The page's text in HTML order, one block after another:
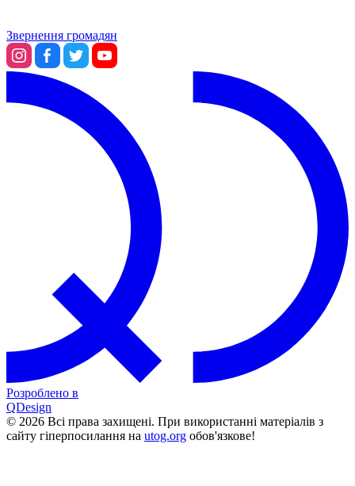
Звернення громадян
Розроблено в
QDesign
© 2026 Всі права захищені. При використанні матеріалів з
сайту гіперпосилання на utog.org обов'язкове!